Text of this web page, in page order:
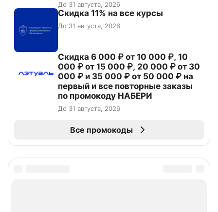
До 31 августа, 2026
Скидка 11% на все курсы
До 31 августа, 2026
Скидка 6 000 ₽ от 10 000 ₽, 10
000 ₽ от 15 000 ₽, 20 000 ₽ от 30
000 ₽ и 35 000 ₽ от 50 000 ₽ на
первый и все повторные заказы
по промокоду НАБЕРИ
До 31 августа, 2026
Все промокоды